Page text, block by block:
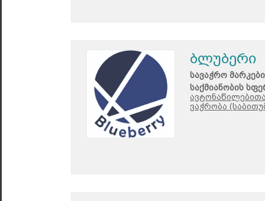
ბლუბერი
სავაჭრო
საქმიანობის
ვაჭრობა